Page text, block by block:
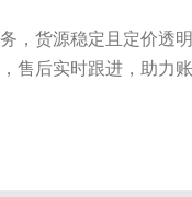
，货源稳定且定价透
售后实时跟进，助力